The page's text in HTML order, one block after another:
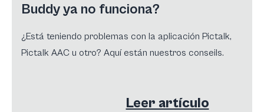
Buddy ya no funciona?
¿Está teniendo problemas con la aplicación Pictalk,
Pictalk AAC u otro? Aquí están nuestros conseils.
Leer artículo